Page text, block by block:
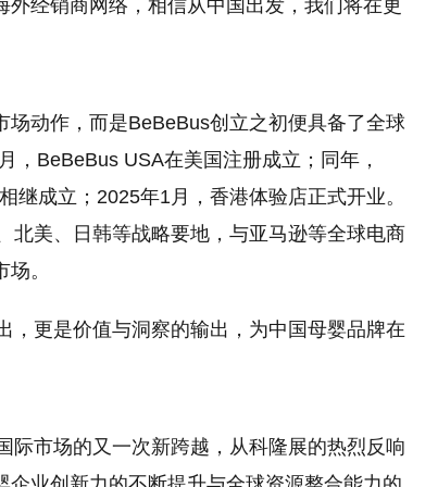
经销商网络，相信从中国出发，我们将在更
动作，而是BeBeBus创立之初便具备了全球
，BeBeBus USA在美国注册成立；同年，
继成立；2025年1月，香港体验店正式开业。
北美、日韩等战略要地，与亚马逊等全球电商
。
，更是价值与洞察的输出，为中国母婴品牌在
际市场的又一次新跨越，从科隆展的热烈反响